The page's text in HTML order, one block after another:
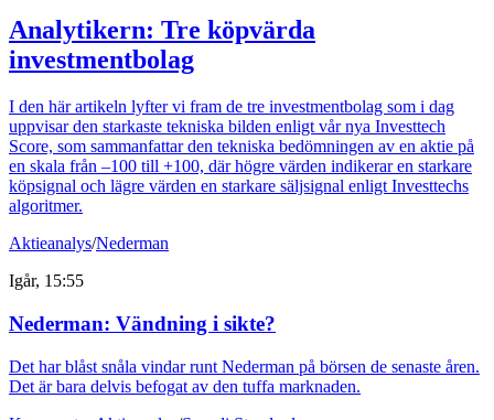
Analytikern: Tre köpvärda
investmentbolag
I den här artikeln lyfter vi fram de tre investmentbolag som i dag
uppvisar den starkaste tekniska bilden enligt vår nya Investtech
Score, som sammanfattar den tekniska bedömningen av en aktie på
en skala från –100 till +100, där högre värden indikerar en starkare
köpsignal och lägre värden en starkare säljsignal enligt Investtechs
algoritmer.
Aktieanalys/Nederman
Igår, 15:55
Nederman: Vändning i sikte?
Det har blåst snåla vindar runt Nederman på börsen de senaste åren.
Det är bara delvis befogat av den tuffa marknaden.